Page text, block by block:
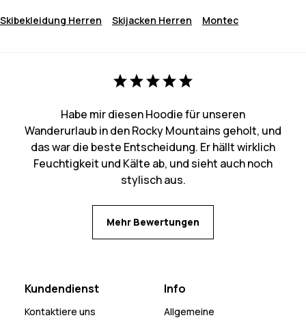
Skibekleidung Herren Skijacken Herren Montec
Habe mir diesen Hoodie für unseren
Wanderurlaub in den Rocky Mountains geholt, und
das war die beste Entscheidung. Er hällt wirklich
Feuchtigkeit und Kälte ab, und sieht auch noch
stylisch aus.
Mehr Bewertungen
Kundendienst
Kontaktiere uns
Info
Allgemeine